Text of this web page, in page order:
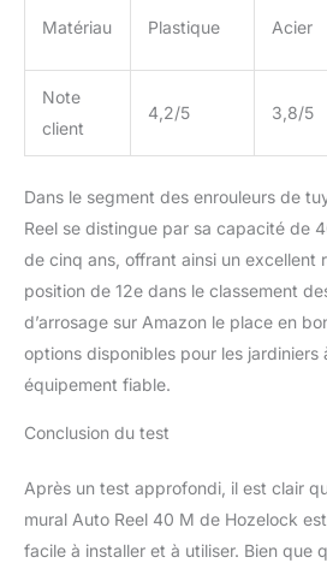
Matériau Plastique Acier
Note
client
4,2/5 3,8/5
Dans le segment des enrouleurs de
Reel se distingue par sa capacité de
de cinq ans, offrant ainsi un excellent
position de 12e dans le classement
d’arrosage sur Amazon le place en
options disponibles pour les jardiniers
équipement fiable.
Conclusion du test
Après un test approfondi, il est clair
mural Auto Reel 40 M de Hozelock
facile à installer et à utiliser. Bien que